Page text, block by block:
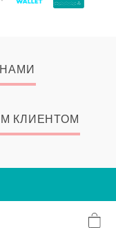
КЛИЕНТОМ
reserved